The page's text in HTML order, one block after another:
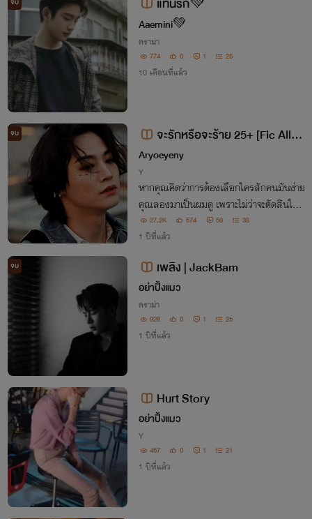
Aaemini💚
ดราม่า
774 0 1 25
10 เดือนที่แล้ว
จบ
จะรักหรือจะร้าย 25+ [Fic Allba
m]
Aryoeyeny
Y
หากคุณคิดว่าการต้องเลือกใครสักคนมันง่าย
คุณลองมาเป็นผมดู เพราะไม่ว่าจะตัดสินใจยั
งไง มันก็ต้องมีคนเจ็บ.....
27.2K 574 58 38
1 ปีที่แล้ว
จบ เพลิง | JackBam
อย่าปิ้งแมว
ดราม่า
928 0 1 25
1 ปีที่แล้ว
Hurt Story
อย่าปิ้งแมว
Y
457 0 1 21
1 ปีที่แล้ว